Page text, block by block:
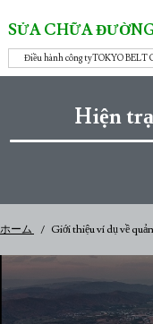
SỬA CHỮA
Điều hành công tyTOKYO BELT
Hiện
ホーム Giới thiệu ví dụ về